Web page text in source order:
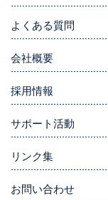
よくある質問
会社概要
採用情報
サポート活動
リンク集
お問い合わせ